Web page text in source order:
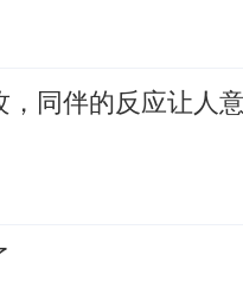
同伴的反应让人